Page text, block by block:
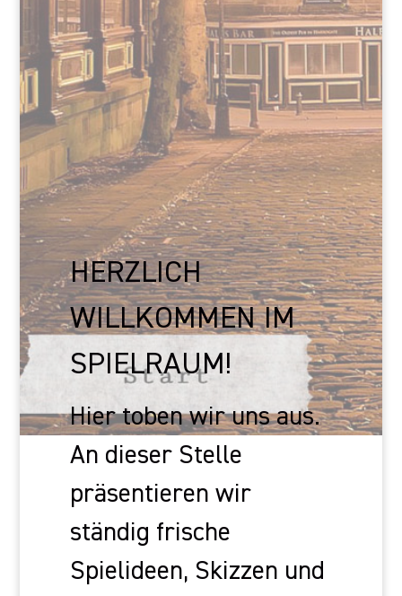
HERZLICH
WILLKOMMEN IM
SPIELRAUM!
Hier toben wir uns aus.
An dieser Stelle
präsentieren wir
ständig frische
Spielideen, Skizzen und